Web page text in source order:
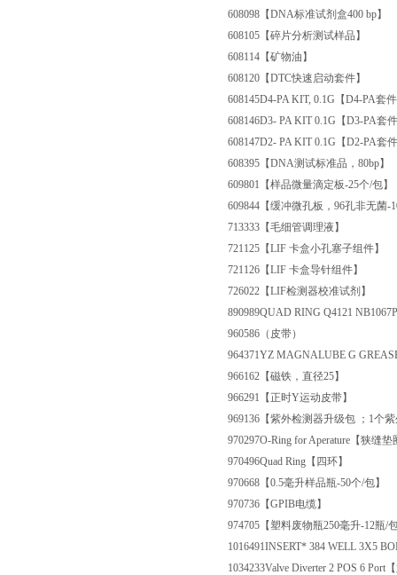
608098 【DNA标准试剂盒400 bp】
608105 【碎片分析测试样品】
608114 【矿物油】
608120 【DTC快速启动套件】
608145D4-PA KIT, 0.1G【D4-PA套
608146D3- PA KIT 0.1G【D3-PA套
608147D2- PA KIT 0.1G【D2-PA套
608395 【DNA测试标准品，80bp】
609801 【样品微量滴定板-25个/包】
609844 【缓冲微孔板，96孔非无菌-
713333 【毛细管调理液】
721125 【LIF 卡盒小孔塞子组件】
721126 【LIF 卡盒导针组件】
726022 【LIF检测器校准试剂】
890989QUAD RING Q4121
960586 （皮带）
964371YZ MAGNALUBE G
966162 【磁铁，直径25】
966291 【正时Y运动皮带】
969136 【紫外检测器升级包 ；1个
970297O-Ring for Aperature【狭缝垫
970496Quad Ring【四环】
970668 【0.5毫升样品瓶-50个/包】
970736 【GPIB电缆】
974705 【塑料废物瓶250毫升-12瓶/
1016491INSERT* 384 WELL 3X5
1034233Valve Diverter 2 POS 6 Port